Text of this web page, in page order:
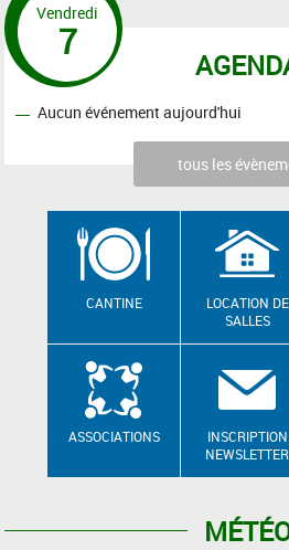
Vendredi
7
Aucun événement aujourd'hui
tous les
CANTINE
LOCATION DE
SALLES
ASSOCIATIONS
INSCRIPTION
NEWSLETTER